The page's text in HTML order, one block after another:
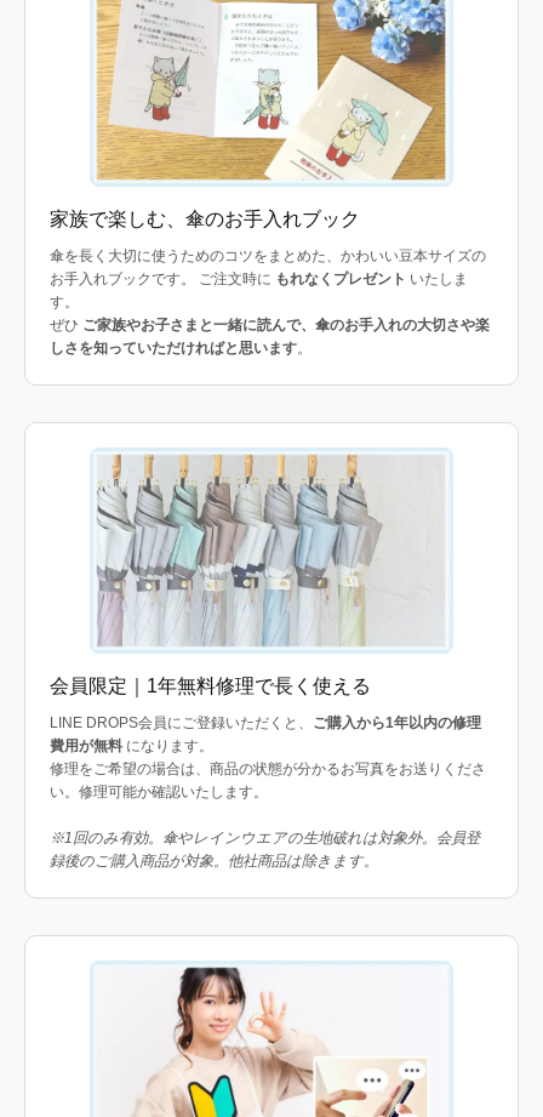
家族で楽しむ、傘のお手入れブック
傘を長く大切に使うためのコツをまとめた、かわいい豆本サイズの
お手入れブックです。 ご注文時に もれなくプレゼント いたしま
す。
ぜひ ご家族やお子さまと一緒に読んで、傘のお手入れの大切さや楽
しさを知っていただければと思います。
会員限定｜1年無料修理で長く使える
LINE DROPS会員にご登録いただくと、 ご購入から1年以内の修理
費用が無料 になります。
修理をご希望の場合は、商品の状態が分かるお写真をお送りくださ
い。修理可能か確認いたします。
※1回のみ有効。傘やレインウエアの生地破れは対象外。会員登
録後のご購入商品が対象。他社商品は除きます。